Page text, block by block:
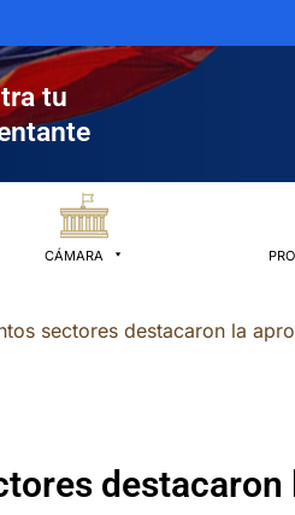
tu
CÁMARA
sectores destacaron la